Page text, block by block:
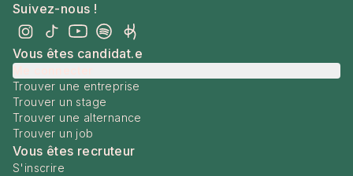
Suivez-nous !
Vous êtes candidat.e
Trouver une entreprise
Trouver un stage
Trouver une alternance
Trouver un job
Vous êtes recruteur
S'inscrire